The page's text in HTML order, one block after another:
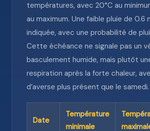
températures, avec 20°C au
au maximum. Une faible pluie de 0.6
indiquée, avec une probabilité de
Cette échéance ne signale pas un
basculement humide, mais plutôt
respiration après la forte chaleur,
d’averse plus présent que le samedi.
Date
Température
minimale